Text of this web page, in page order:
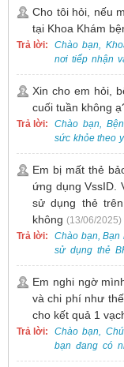
Cho tôi hỏi, nếu
tại Khoa Khám
Trả lời:
Chào bạn,
nơi tiếp nhận
cho tất cả các
gồm cả điều trị
cần đăng ký
Khám bệnh
Xin cho em hỏi,
cuối tuần không
Trả lời:
Chào bạn,
sức khỏe theo
thứ Bảy. Nếu
lòng đặt lịch
xếp thời gian
Em bị mất thẻ
ứng dụng VssID.
sử dụng thẻ
không (13/06/2025)
Trả lời:
Chào bạn, Bạn
sử dụng thẻ
trên ứng
khám và
thẻ giấy.
Em nghi ngờ
và chi phí như
cho kết quả 1
Trả lời:
Chào bạn,
bạn đang có
nguy cơ